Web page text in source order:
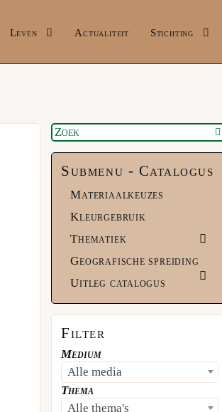
Leven Actualiteit Stichting
Submenu - Catalogus
Materiaalkeuzes
Kleurgebruik
Thematiek
Geografische spreiding
Uitleg catalogus
Filter
Medium
Alle media
Thema
Alle thema's